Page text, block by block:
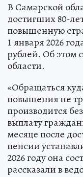
В Самарской
достигших 80-
повышенную
1 января 2026
рублей. Об этом
области.
«Обращаться
повышения не
производится
выплату
месяце после
пенсии
2026 году она
рассказали в